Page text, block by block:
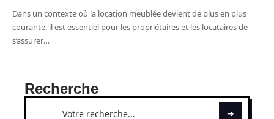
Dans un contexte où la location meublée devient de plus en plus
courante, il est essentiel pour les propriétaires et les locataires de
s’assurer…
Recherche